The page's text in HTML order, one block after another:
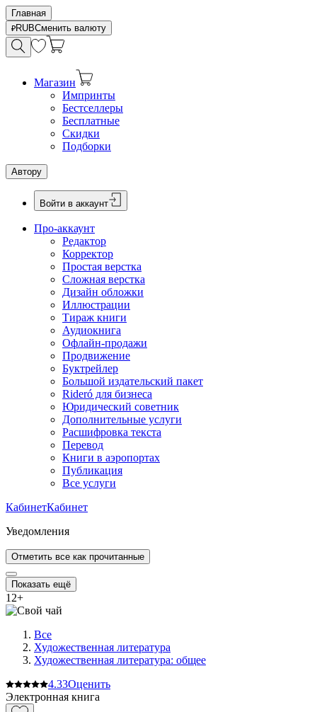
Главная
RUBСменить валюту
Магазин
Импринты
Бестселлеры
Бесплатные
Скидки
Подборки
Автору
Войти в аккаунт
Про-аккаунт
Редактор
Корректор
Простая верстка
Сложная верстка
Дизайн обложки
Иллюстрации
Тираж книги
Аудиокнига
Офлайн-продажи
Продвижение
Буктрейлер
Большой издательский пакет
Rideró для бизнеса
Юридический советник
Дополнительные услуги
Расшифровка текста
Перевод
Книги в аэропортах
Публикация
Все услуги
КабинетКабинет
Уведомления
Отметить все как прочитанные
Показать ещё
12+
Все
Художественная литература
Художественная литература: общее
4.33Оценить
Электронная книга